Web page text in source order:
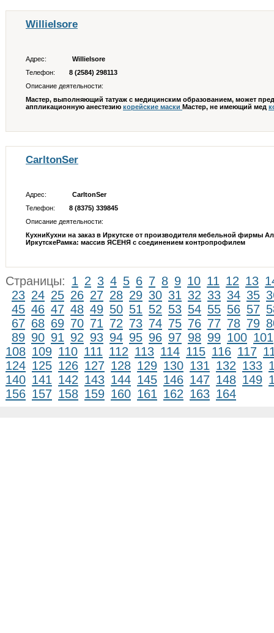
WillieIsore
Адрес:
WillieIsore
Телефон:
8 (2584) 298113
Описание деятельности:
Мастер, выполняющий татуаж с медицинским образованием, может
аппликационную анестезию корейские маски Мастер, не имеющий мед
CarltonSer
Адрес:
CarltonSer
Телефон:
8 (8375) 339845
Описание деятельности:
КухниКухни на заказ в Иркутске от производителя мебельной фирмы
ИркутскеРамка: массив ЯСЕНЯ с соединением контропрофилем
Страницы: 1 2 3 4 5 6 7 8 9 10 11 12 13
23 24 25 26 27 28 29 30 31 32 33 34 35
45 46 47 48 49 50 51 52 53 54 55 56 57
67 68 69 70 71 72 73 74 75 76 77 78 79
89 90 91 92 93 94 95 96 97 98 99 100 101
108 109 110 111 112 113 114 115 116 117
124 125 126 127 128 129 130 131 132 133
140 141 142 143 144 145 146 147 148 149
156 157 158 159 160 161 162 163 164